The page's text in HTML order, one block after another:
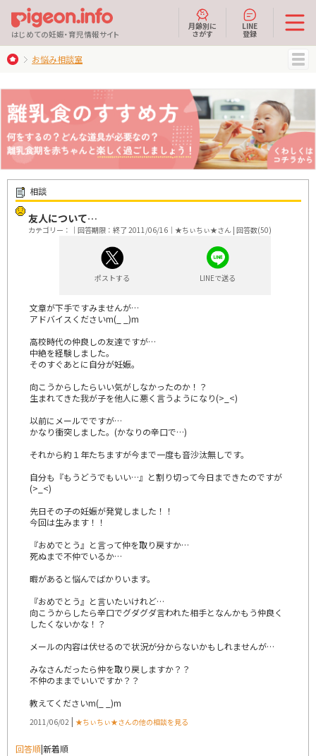
はじめての妊娠・育児情報サイト
月齢別に
さがす
LINE
登録
お悩み相談室
相談
友人について…
カテゴリー：｜回答期限：終了 2011/06/16｜★ちぃちぃ★さん | 回答数(50)
ポストする LINEで送る
文章が下手ですみませんが…
アドバイスくださいm(_ _)m
高校時代の仲良しの友達ですが…
中絶を経験しました。
そのすぐあとに自分が妊娠。
向こうからしたらいい気がしなかったのか！？
生まれてきた我が子を他人に悪く言うようになり(>_<)
以前にメールでですが…
かなり衝突しました。(かなりの辛口で…)
それから約１年たちますが今まで一度も音沙汰無しです。
自分も『もうどうでもいい…』と割り切って今日まできたのですが
(>_<)
先日その子の妊娠が発覚しました！！
今回は生みます！！
『おめでとう』と言って仲を取り戻すか…
死ぬまで不仲でいるか…
暇があると悩んでばかりいます。
『おめでとう』と言いたいけれど…
向こうからしたら辛口でグダグダ言われた相手となんかもう仲良く
したくないかな！？
メールの内容は伏せるので状況が分からないかもしれませんが…
みなさんだったら仲を取り戻しますか？？
不仲のままでいいですか？？
教えてくださいm(_ _)m
2011/06/02 | ★ちぃちぃ★さんの他の相談を見る
回答順|新着順